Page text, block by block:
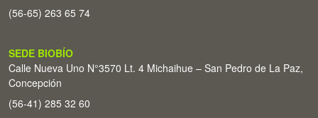
(56-65) 263 65 74
SEDE BIOBÍO
Calle Nueva Uno N°3570 Lt. 4 Michaihue – San Pedro de La Paz,
Concepción
(56-41) 285 32 60